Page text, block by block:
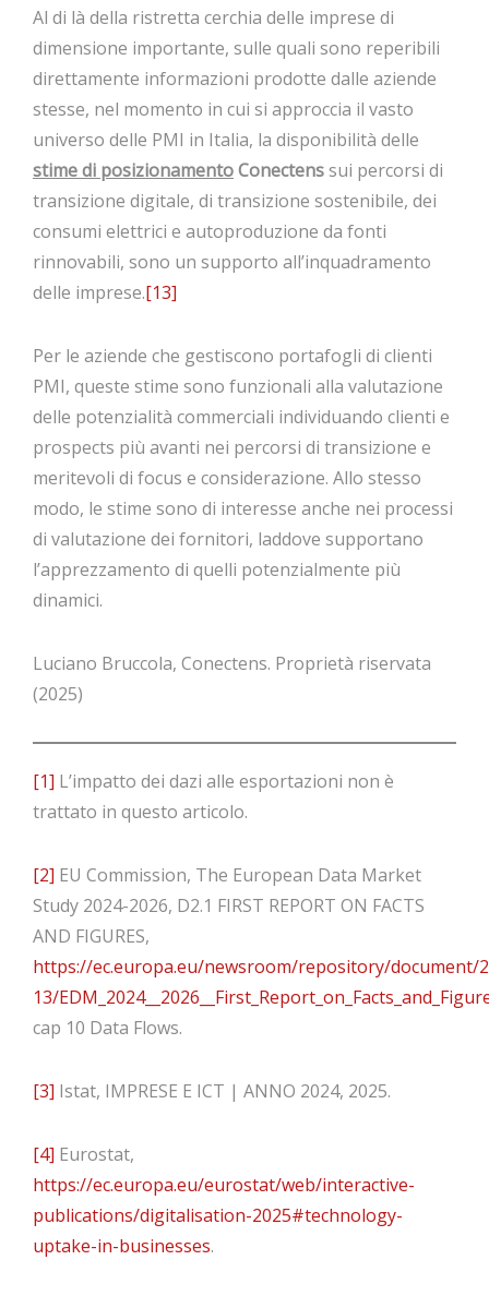
Al di là della ristretta cerchia delle imprese di
dimensione importante, sulle quali sono reperibili
direttamente informazioni prodotte dalle aziende
stesse, nel momento in cui si approccia il vasto
universo delle PMI in Italia, la disponibilità delle
stime di posizionamentoConectenssui percorsi di
transizione digitale, di transizione sostenibile, dei
consumi elettrici e autoproduzione da fonti
rinnovabili, sono un supporto all’inquadramento
delle imprese.[13]
Per le aziende che gestiscono portafogli di clienti
PMI, queste stime sono funzionali alla valutazione
delle potenzialità commerciali individuando clienti e
prospects più avanti nei percorsi di transizione e
meritevoli di focus e considerazione. Allo stesso
modo, le stime sono di interesse anche nei processi
di valutazione dei fornitori, laddove supportano
l’apprezzamento di quelli potenzialmente più
dinamici.
Luciano Bruccola, Conectens. Proprietà riservata
(2025)
[1] L’impatto dei dazi alle esportazioni non è
trattato in questo articolo.
[2] EU Commission, The European Data Market
Study 2024-2026, D2.1 FIRST REPORT ON FACTS
AND FIGURES,
https://ec.europa.eu/newsroom/repository/document/
13/
cap 10 Data Flows.
[3] Istat, IMPRESE E ICT | ANNO 2024, 2025.
[4] Eurostat,
https://ec.europa.eu/eurostat/web/interactive-
publications/digitalisation-2025#technology-
uptake-in-businesses.